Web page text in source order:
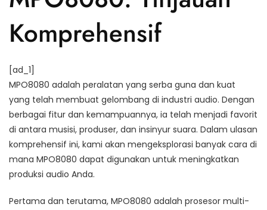
Komprehensif
[ad_1]
MPO8080 adalah peralatan yang serba guna dan kuat
yang telah membuat gelombang di industri audio. Dengan
berbagai fitur dan kemampuannya, ia telah menjadi favorit
di antara musisi, produser, dan insinyur suara. Dalam ulasan
komprehensif ini, kami akan mengeksplorasi banyak cara di
mana MPO8080 dapat digunakan untuk meningkatkan
produksi audio Anda.
Pertama dan terutama, MPO8080 adalah prosesor multi-